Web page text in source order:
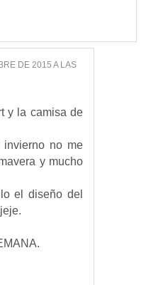
DE 2015 A LAS
y la camisa de
no me
y mucho
el diseño del